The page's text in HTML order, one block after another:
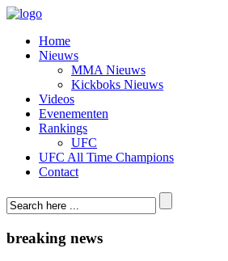
Home
Nieuws
MMA Nieuws
Kickboks Nieuws
Videos
Evenementen
Rankings
UFC
UFC All Time Champions
Contact
breaking news